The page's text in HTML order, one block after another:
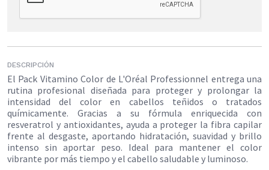
DESCRIPCIÓN
El Pack Vitamino Color de L'Oréal Professionnel entrega una
rutina profesional diseñada para proteger y prolongar la
intensidad del color en cabellos teñidos o tratados
químicamente. Gracias a su fórmula enriquecida con
resveratrol y antioxidantes, ayuda a proteger la fibra capilar
frente al desgaste, aportando hidratación, suavidad y brillo
intenso sin aportar peso. Ideal para mantener el color
vibrante por más tiempo y el cabello saludable y luminoso.